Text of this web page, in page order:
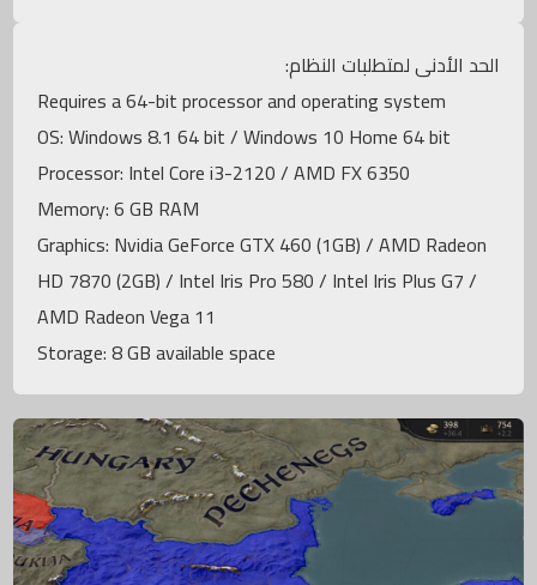
الحد الأدنى لمتطلبات النظام:
Requires a 64-bit processor and operating system
OS: Windows 8.1 64 bit / Windows 10 Home 64 bit
Processor: Intel Core i3-2120 / AMD FX 6350
Memory: 6 GB RAM
Graphics: Nvidia GeForce GTX 460 (1GB) / AMD Radeon
HD 7870 (2GB) / Intel Iris Pro 580 / Intel Iris Plus G7 /
AMD Radeon Vega 11
Storage: 8 GB available space